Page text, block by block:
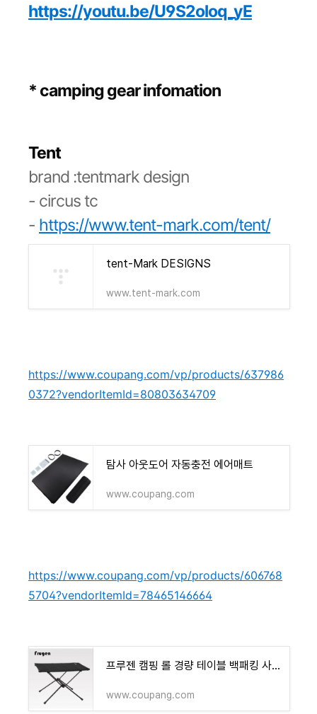
https://youtu.be/U9S2oloq_yE
* camping gear infomation
Tent
brand :tentmark design
- circus tc
- https://www.tent-mark.com/tent/
tent-Mark DESIGNS
www.tent-mark.com
https://www.coupang.com/vp/products/637986
0372?vendorItemId=80803634709
탐사 아웃도어 자동충전 에어매트
www.coupang.com
https://www.coupang.com/vp/products/606768
5704?vendorItemId=78465146664
프루젠 캠핑 롤 경량 테이블 백패킹 사이드 헬리녹스 감성 원 하드탑 GOODPOST
www.coupang.com